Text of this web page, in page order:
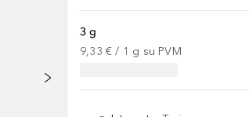
3 g
9,33 € / 1 g su PVM